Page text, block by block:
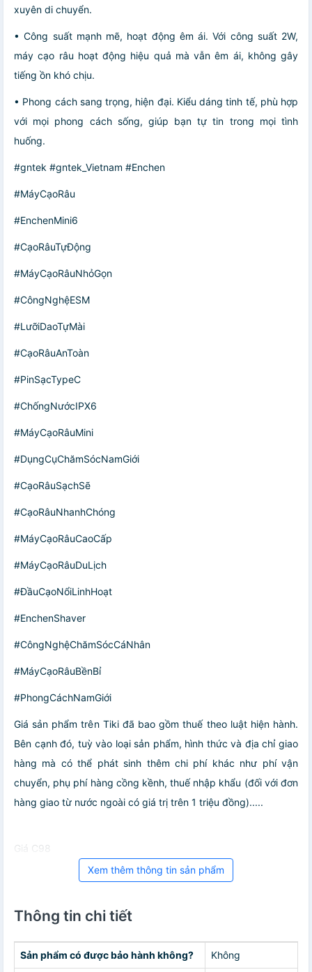
xuyên di chuyển.
• Công suất mạnh mẽ, hoạt động êm ái. Với công suất 2W,
máy cạo râu hoạt động hiệu quả mà vẫn êm ái, không gây
tiếng ồn khó chịu.
• Phong cách sang trọng, hiện đại. Kiểu dáng tinh tế, phù hợp
với mọi phong cách sống, giúp bạn tự tin trong mọi tình
huống.
#gntek #gntek_Vietnam #Enchen
#MáyCạoRâu
#EnchenMini6
#CạoRâuTựĐộng
#MáyCạoRâuNhỏGọn
#CôngNghệESM
#LưỡiDaoTựMài
#CạoRâuAnToàn
#PinSạcTypeC
#ChốngNướcIPX6
#MáyCạoRâuMini
#DụngCụChămSócNamGiới
#CạoRâuSạchSẽ
#CạoRâuNhanhChóng
#MáyCạoRâuCaoCấp
#MáyCạoRâuDuLịch
#ĐầuCạoNổiLinhHoạt
#EnchenShaver
#CôngNghệChămSócCáNhân
#MáyCạoRâuBềnBỉ
#PhongCáchNamGiới
Giá sản phẩm trên Tiki đã bao gồm thuế theo luật hiện hành.
Bên cạnh đó, tuỳ vào loại sản phẩm, hình thức và địa chỉ giao
hàng mà có thể phát sinh thêm chi phí khác như phí vận
chuyển, phụ phí hàng cồng kềnh, thuế nhập khẩu (đối với đơn
hàng giao từ nước ngoài có giá trị trên 1 triệu đồng).....
Giá C98
Xem thêm thông tin sản phẩm
Thông tin chi tiết
Sản phẩm có được bảo hành không? Không